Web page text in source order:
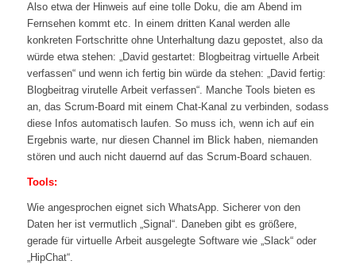
Also etwa der Hinweis auf eine tolle Doku, die am Abend im
Fernsehen kommt etc. In einem dritten Kanal werden alle
konkreten Fortschritte ohne Unterhaltung dazu gepostet, also da
würde etwa stehen: „David gestartet: Blogbeitrag virtuelle Arbeit
verfassen“ und wenn ich fertig bin würde da stehen: „David fertig:
Blogbeitrag virutelle Arbeit verfassen“. Manche Tools bieten es
an, das Scrum-Board mit einem Chat-Kanal zu verbinden, sodass
diese Infos automatisch laufen. So muss ich, wenn ich auf ein
Ergebnis warte, nur diesen Channel im Blick haben, niemanden
stören und auch nicht dauernd auf das Scrum-Board schauen.
Tools:
Wie angesprochen eignet sich WhatsApp. Sicherer von den
Daten her ist vermutlich „Signal“. Daneben gibt es größere,
gerade für virtuelle Arbeit ausgelegte Software wie „Slack“ oder
„HipChat“.